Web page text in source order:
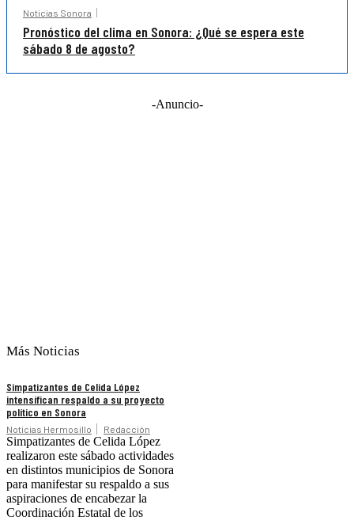
Noticias Sonora
Pronóstico del clima en Sonora: ¿Qué se espera este
sábado 8 de agosto?
-Anuncio-
Más Noticias
Simpatizantes de Celida López
intensifican respaldo a su proyecto
político en Sonora
Noticias Hermosillo Redacción
Simpatizantes de Celida López
realizaron este sábado actividades
en distintos municipios de Sonora
para manifestar su respaldo a sus
aspiraciones de encabezar la
Coordinación Estatal de los